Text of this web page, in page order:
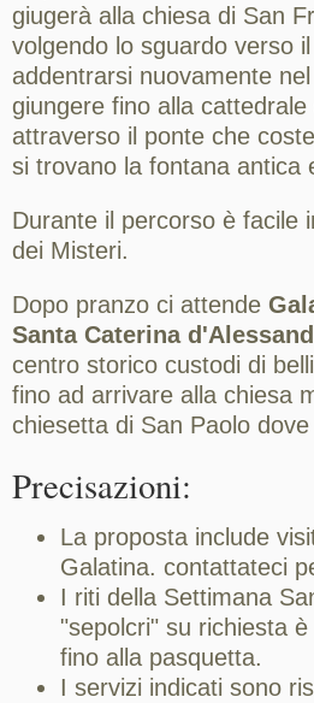
giugerà alla chiesa di San
volgendo lo sguardo verso
addentrarsi nuovamente
giungere fino alla
attraverso il ponte che
si trovano la fontana antica
Durante il percorso è facile
dei Misteri.
Dopo pranzo ci attende
Santa Caterina
centro storico custodi di
fino ad arrivare alla chiesa
chiesetta di San Paolo
Precisazioni:
La proposta include
Galatina. contattateci
I riti della Settimana
"sepolcri" su richiesta
fino alla pasquetta.
I servizi indicati sono